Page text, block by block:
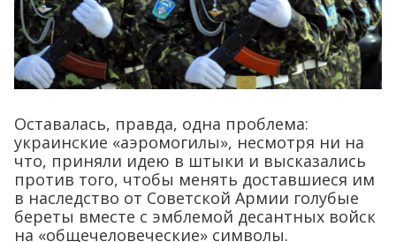
Оставалась, правда, одна проблема:
украинские «аэромогилы», несмотря ни на
что, приняли идею в штыки и высказались
против того, чтобы менять доставшиеся им
в наследство от Советской Армии голубые
береты вместе с эмблемой десантных войск
на «общечеловеческие» символы.